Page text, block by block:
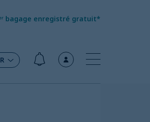
bagage enregistré gratuit*